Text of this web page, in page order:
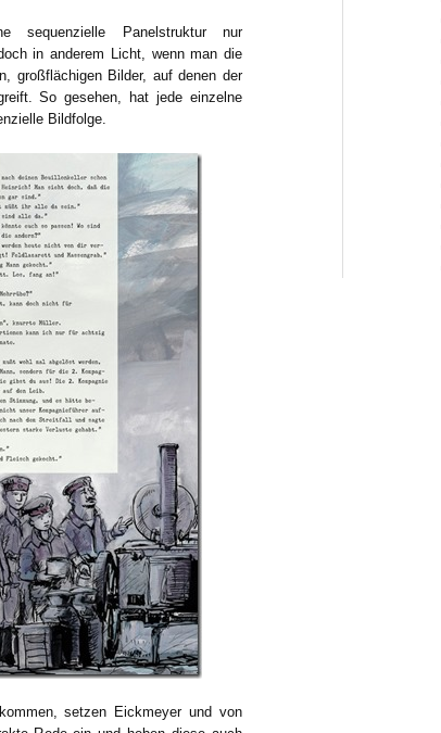
sequenzielle Panelstruktur nur
in anderem Licht, wenn man die
großflächigen Bilder, auf denen der
So gesehen, hat jede einzelne
Bildfolge.
setzen Eickmeyer und von